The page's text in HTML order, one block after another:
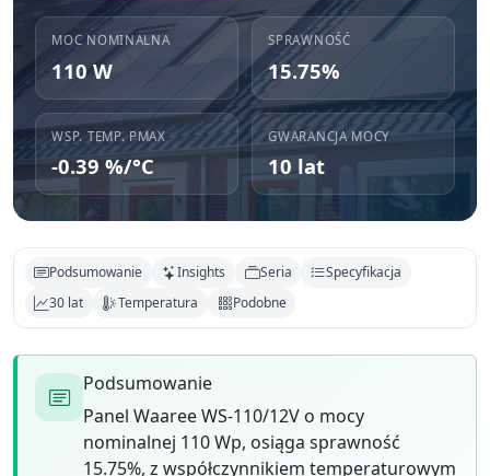
MOC NOMINALNA
110 W
SPRAWNOŚĆ
15.75%
WSP. TEMP. PMAX
-0.39 %/°C
GWARANCJA MOCY
10 lat
Podsumowanie Insights Seria
Specyfikacja
30 lat
Temperatura Podobne
Podsumowanie
Panel Waaree WS-110/12V o mocy
nominalnej 110 Wp, osiąga sprawność
15.75%, z współczynnikiem temperaturowym